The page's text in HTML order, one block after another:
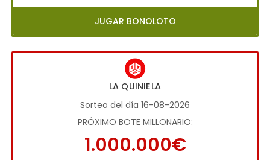
JUGAR BONOLOTO
LA QUINIELA
Sorteo del día 16-08-2026
PRÓXIMO BOTE MILLONARIO:
1.000.000€